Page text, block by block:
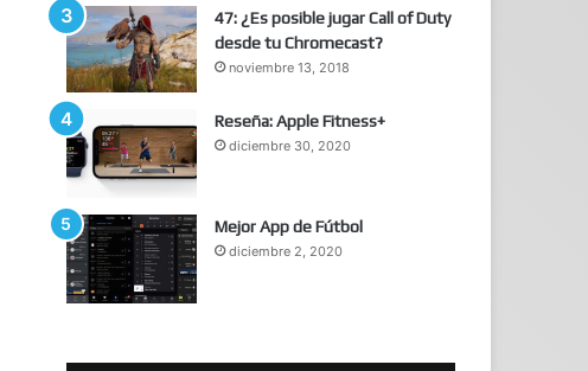
47: ¿Es posible jugar Call of Duty
desde tu Chromecast?
noviembre 13, 2018
Reseña: Apple Fitness+
diciembre 30, 2020
Mejor App de Fútbol
diciembre 2, 2020